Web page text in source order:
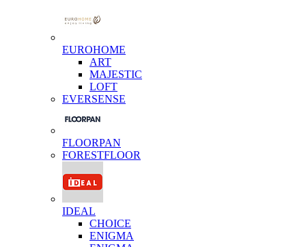
EUROHOME
ART
MAJESTIC
LOFT
EVERSENSE
FLOORPAN
FORESTFLOOR
IDEAL
CHOICE
ENIGMA